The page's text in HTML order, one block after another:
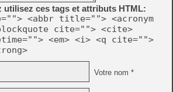
utilisez ces tags et attributs HTML:
<abbr title=""> <acronym
cite=""> <cite>
<em> <i> <q cite="">
Votre nom *